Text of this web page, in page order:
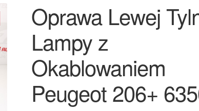
Oprawa Lewej
Lampy z
Okablowaniem
Peugeot 206+